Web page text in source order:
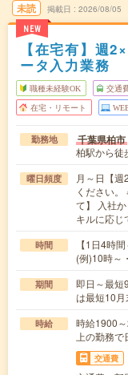
未読
NEW
掲載日 2026/08/05
【在宅有】週
ータ入力業務
職種未経験OK 交通
在宅・リモート
勤務地 千葉県柏市
柏駅から徒
曜日頻度
月～日【
ください
て】 入社
キルに応じ
時間
【1日4時
(例)10時～
期間
即日～最短
は最短10
時給
時給1900
上の勤務で
交通費